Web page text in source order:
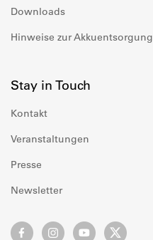
Downloads
Hinweise zur Akkuentsorgung
Stay in Touch
Kontakt
Veranstaltungen
Presse
Newsletter